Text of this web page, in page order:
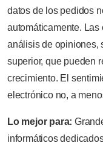
datos de los pedidos
automáticamente. Las
análisis de opiniones,
superior, que pueden
crecimiento. El
electrónico no, a
Lo mejor para:
informáticos